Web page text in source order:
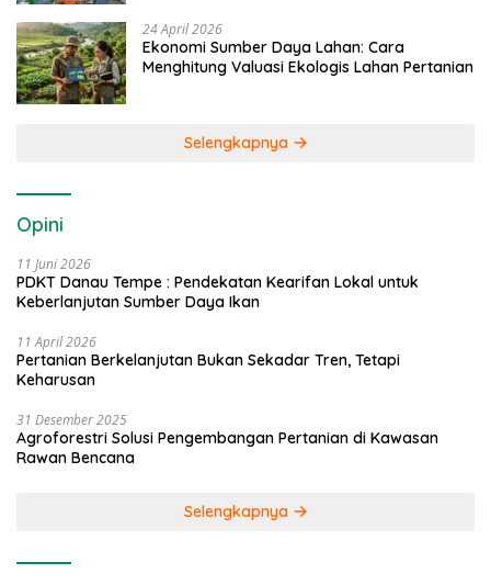
24 April 2026
Ekonomi Sumber Daya Lahan: Cara
Menghitung Valuasi Ekologis Lahan Pertanian
Selengkapnya
Opini
11 Juni 2026
PDKT Danau Tempe : Pendekatan Kearifan Lokal untuk
Keberlanjutan Sumber Daya Ikan
11 April 2026
Pertanian Berkelanjutan Bukan Sekadar Tren, Tetapi
Keharusan
31 Desember 2025
Agroforestri Solusi Pengembangan Pertanian di Kawasan
Rawan Bencana
Selengkapnya